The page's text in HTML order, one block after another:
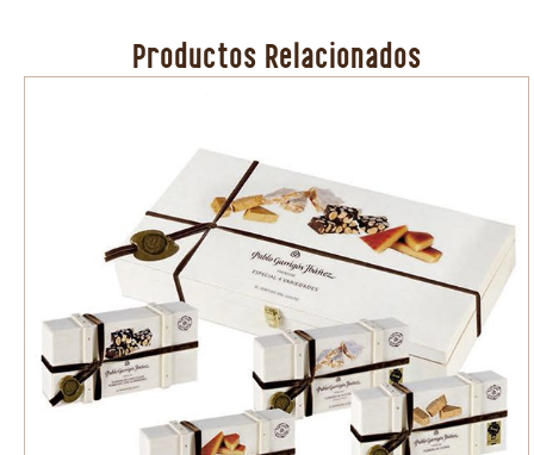
Productos Relacionados